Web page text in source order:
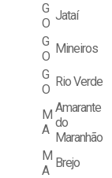
G
O
Jataí
G
O
Mineiros
G
O
Rio Verde
M
A
Amarante
do
Maranhão
M
A
Brejo